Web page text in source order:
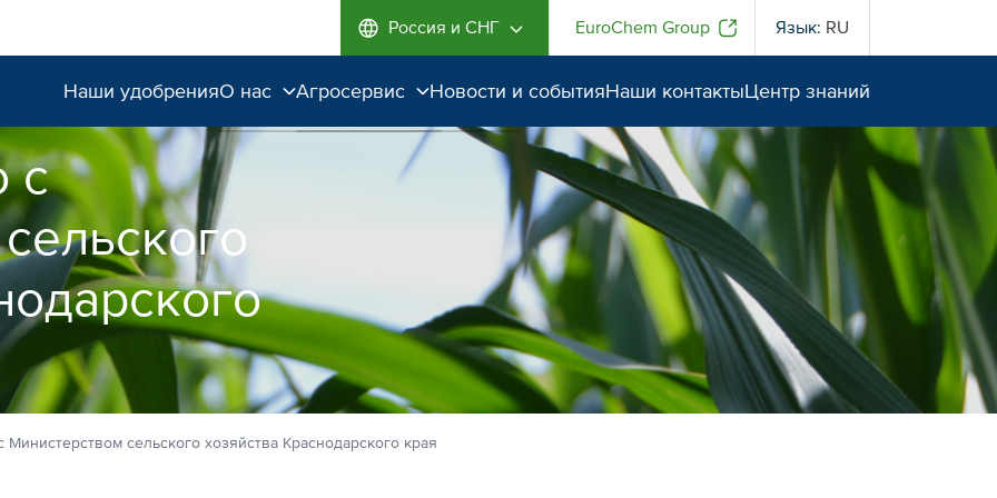
Россия и СНГ EuroChem Group Язык: RU
Наши удобренияО нас
Поддержка и
Качество от лидера
рынка
Экологичность
Агросервис
Агроэкспертиза
Новости и событияНаши контактыЦентр знаний
с
Министерством сельского хозяйства Краснодарского края